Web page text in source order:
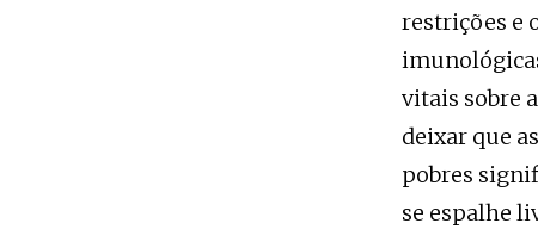
restrições e
vitais sobre
deixar que
pobres
se espalhe